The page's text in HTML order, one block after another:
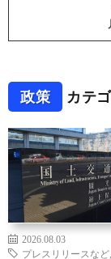
政策 カテ
2026.08.03
プレスリリースなど